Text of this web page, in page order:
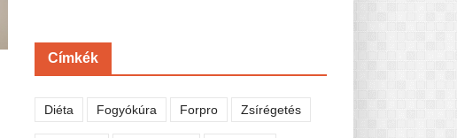
Címkék
Diéta Fogyókúra Forpro Zsírégetés